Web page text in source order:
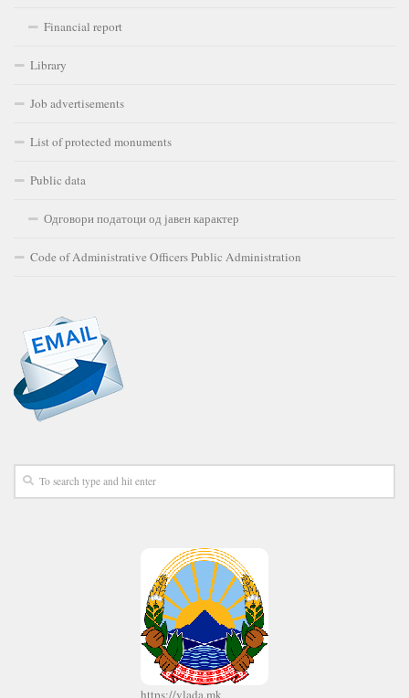
Financial report
Library
Job advertisements
List of protected monuments
Public data
Одговори податоци од јавен карактер
Code of Administrative Officers Public Administration
https://vlada.mk